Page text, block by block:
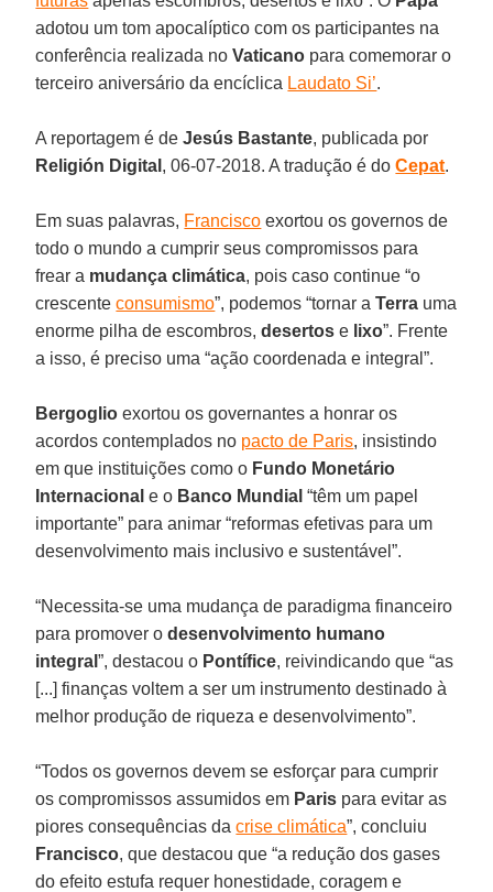
adotou um tom apocalíptico com os participantes na
conferência realizada noVaticano para comemorar o
terceiro aniversário da encíclica Laudato Si’.
A reportagem é deJesús Bastante, publicada por
Religión Digital , 06-07-2018. A tradução é doCepat.
Em suas palavras, Francisco exortou os governos de
todo o mundo a cumprir seus compromissos para
frear a mudança climática, pois caso continue “o
crescenteconsumismo”, podemos “tornar aTerra uma
enorme pilha de escombros,desertos e lixo”. Frente
a isso, é preciso uma “ação coordenada e integral”.
Bergoglio exortou os governantes a honrar os
acordos contemplados no pacto de Paris, insistindo
em que instituições como o Fundo Monetário
Internacional e o Banco Mundial “têm um papel
importante” para animar “reformas efetivas para um
desenvolvimento mais inclusivo e sustentável”.
“Necessita-se uma mudança de paradigma financeiro
para promover odesenvolvimento humano
integral”, destacou o Pontífice, reivindicando que “as
[...] finanças voltem a ser um instrumento destinado à
melhor produção de riqueza e desenvolvimento”.
“Todos os governos devem se esforçar para cumprir
os compromissos assumidos em Paris para evitar as
piores consequências dacrise climática”, concluiu
Francisco, que destacou que “a redução dos gases
do efeito estufa requer honestidade, coragem e